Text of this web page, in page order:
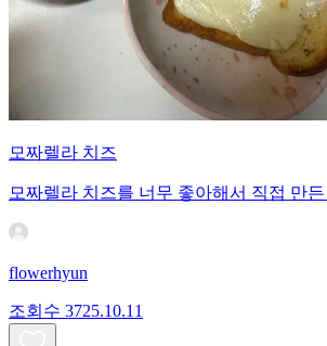
모짜렐라 치즈
모짜렐라 치즈를 너무 좋아해서 직접 만
flowerhyun
조회수 3725.10.11